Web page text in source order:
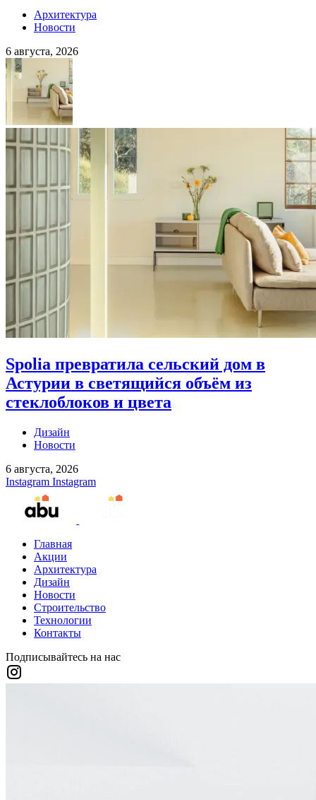
Архитектура
Новости
6 августа, 2026
Spolia превратила сельский дом в
Астурии в светящийся объём из
стеклоблоков и цвета
Дизайн
Новости
6 августа, 2026
Instagram Instagram
Главная
Акции
Архитектура
Дизайн
Новости
Строительство
Технологии
Контакты
Подписывайтесь на нас